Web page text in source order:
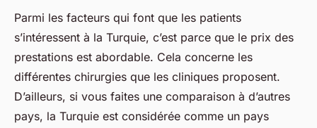
Parmi les facteurs qui font que les patients
s’intéressent à la Turquie, c’est parce que le prix des
prestations est abordable. Cela concerne les
différentes chirurgies que les cliniques proposent.
D’ailleurs, si vous faites une comparaison à d’autres
pays, la Turquie est considérée comme un pays